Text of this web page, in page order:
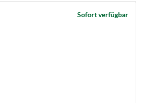
Sofort verfügbar